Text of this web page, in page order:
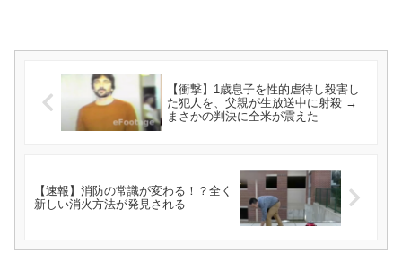
【衝撃】1歳息子を性的虐待し殺害し
た犯人を、父親が生放送中に射殺 →
まさかの判決に全米が震えた
【速報】消防の常識が変わる！？全く
新しい消火方法が発見される